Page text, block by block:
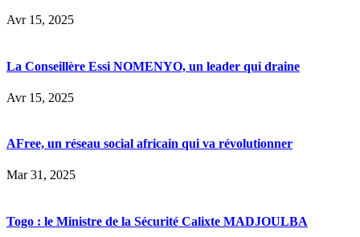
Avr 15, 2025
La Conseillère Essi NOMENYO, un leader qui draine
Avr 15, 2025
AFree, un réseau social africain qui va révolutionner
Mar 31, 2025
Togo : le Ministre de la Sécurité Calixte MADJOULBA